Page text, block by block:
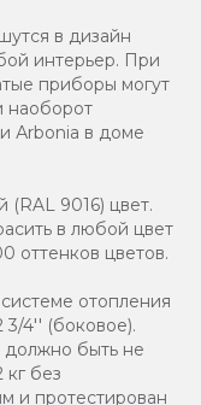
в дизайн
интерьер. При
приборы могут
наоборот
Аrbonia в доме
9016) цвет.
в любой цвет
оттенков цветов.
отопления
4'' (боковое).
должно быть не
без
и протестирован